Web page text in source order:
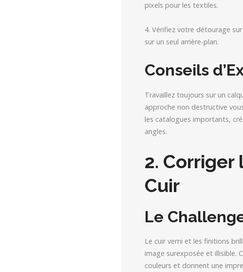
pixels pour les textiles.
4. Vérifiez votre détourage
sur un seul arrière-plan.
Conseils
Travaillez toujours sur un
approche non destructive
les catalogues importants,
angles.
2.
Cuir
Le
Le cuir verni et les finitions
image surexposée et illisible.
couleurs et donnent une